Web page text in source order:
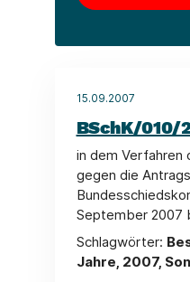
15.09.2007
BSchK/010/
in dem Verfahren
gegen die
September 2007
Schlagwörter:
Jahre, 2007,